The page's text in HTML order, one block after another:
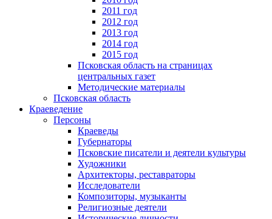
2011 год
2012 год
2013 год
2014 год
2015 год
Псковская область на страницах
центральных газет
Методические материалы
Псковская область
Краеведение
Персоны
Краеведы
Губернаторы
Псковские писатели и деятели культуры
Художники
Архитекторы, реставраторы
Исследователи
Композиторы, музыканты
Религиозные деятели